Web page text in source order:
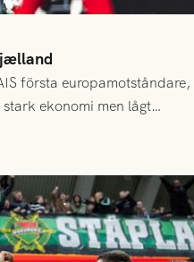
första europamotståndare,
ekonomi men lågt
styrka och individuell